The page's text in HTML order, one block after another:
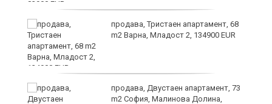
продава, Тристаен апартамент, 68
m2 Варна, Младост 2, 134900 EUR
продава, Двустаен апартамент, 73
m2 София, Малинова Долина,